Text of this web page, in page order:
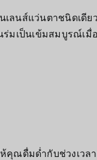
ลนส์แว่นตาชนิดเ
เป็นเข้มสมบูรณ์เ
ณดื่มด่ำกับช่วงเวล